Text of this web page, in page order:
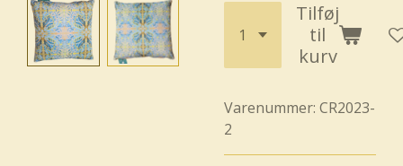
Tilføj
til
kurv
Varenummer: CR2023-
2